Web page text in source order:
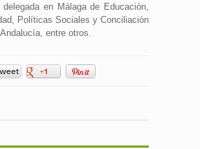
delegada en Málaga de Educación,
Políticas Sociales y Conciliación
entre otros.